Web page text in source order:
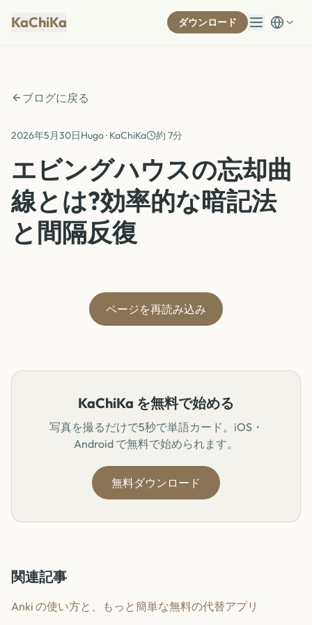
KaChiKa ダウンロード
ブログに戻る
2026年5月30日Hugo · KaChiKa 約 7分
エビングハウスの忘却曲
線とは?効率的な暗記法
と間隔反復
ページを再読み込み
KaChiKa を無料で始める
写真を撮るだけで5秒で単語カード。iOS・
Android で無料で始められます。
無料ダウンロード
関連記事
Anki の使い方と、もっと簡単な無料の代替アプリ